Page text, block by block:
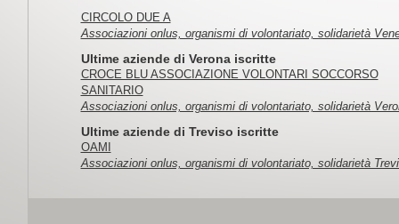
CIRCOLO DUE A
Associazioni onlus, organismi di volontariato, solidarietà
Ultime aziende di Verona iscritte
CROCE BLU ASSOCIAZIONE VOLONTARI SOCCORSO
SANITARIO
Associazioni onlus, organismi di volontariato, solidarietà
Ultime aziende di Treviso iscritte
OAMI
Associazioni onlus, organismi di volontariato, solidarietà